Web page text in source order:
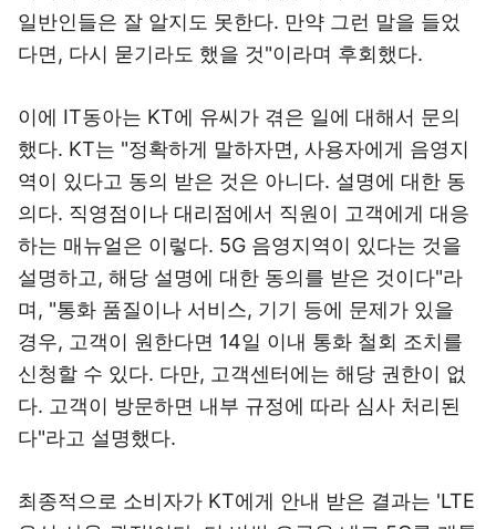
일반인들은 잘 알지도 못한다. 만약 그런 말을 들었
다면, 다시 묻기라도 했을 것"이라며 후회했다.
이에 IT동아는 KT에 유씨가 겪은 일에 대해서 문의
했다. KT는 "정확하게 말하자면, 사용자에게 음영지
역이 있다고 동의 받은 것은 아니다. 설명에 대한 동
의다. 직영점이나 대리점에서 직원이 고객에게 대응
하는 매뉴얼은 이렇다. 5G 음영지역이 있다는 것을
설명하고, 해당 설명에 대한 동의를 받은 것이다"라
며, "통화 품질이나 서비스, 기기 등에 문제가 있을
경우, 고객이 원한다면 14일 이내 통화 철회 조치를
신청할 수 있다. 다만, 고객센터에는 해당 권한이 없
다. 고객이 방문하면 내부 규정에 따라 심사 처리된
다"라고 설명했다.
최종적으로 소비자가 KT에게 안내 받은 결과는 'LTE